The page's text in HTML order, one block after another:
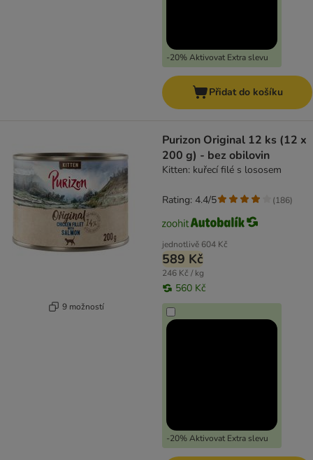
-20% Aktivovat Extra slevu
Přidat do košíku
9 možností
Purizon Original 12 ks (12 x
200 g) - bez obilovin
Kitten: kuřecí filé s lososem
jednotlivě 604 Kč
589 Kč
246 Kč / kg
560 Kč
-20% Aktivovat Extra slevu
Rating: 4.4/5 (186)